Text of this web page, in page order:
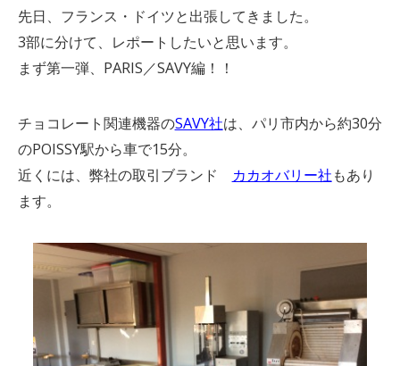
先日、フランス・ドイツと出張してきました。
3部に分けて、レポートしたいと思います。
まず第一弾、PARIS／SAVY編！！
チョコレート関連機器のSAVY社は、パリ市内から約30分
のPOISSY駅から車で15分。
近くには、弊社の取引ブランド
カカオバリー社もあり
ます。